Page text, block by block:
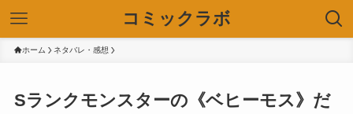
コミックラボ
ホーム ネタバレ・感想
Sランクモンスターの《ベヒーモス》だ